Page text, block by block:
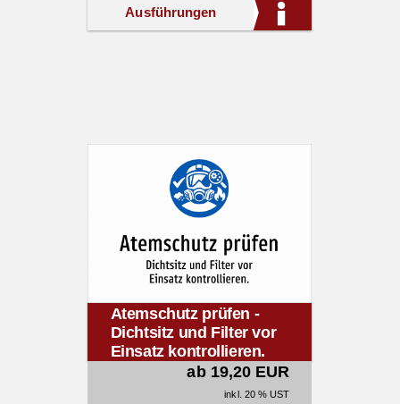
Ausführungen
Atemschutz prüfen -
Dichtsitz und Filter vor
Einsatz kontrollieren.
ab 19,20 EUR
inkl. 20 % UST